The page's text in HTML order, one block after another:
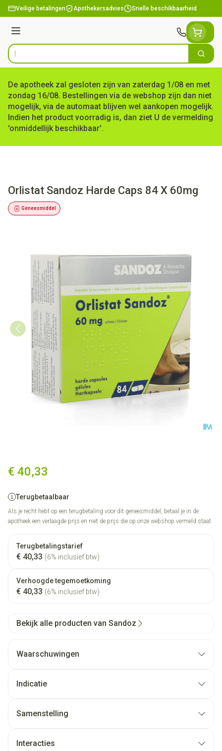
Ga naar de inhoud
Veilige betalingen Apothekersadvies Snelle beschikbaarheid
Menu
Product, merk, categorie... Zoek
De apotheek zal gesloten zijn van zaterdag 1/08 en met
zondag 16/08. Bestellingen via de webshop zijn dan niet
mogelijk, via de automaat blijven wel aankopen mogelijk.
Indien het product voorradig is, dan ziet U de vermelding
'onmiddellijk beschikbaar'.
Orlistat Sandoz Harde Caps 84 X 60mg
Geneesmiddel
€ 40,33
Terugbetaalbaar
Als je recht hebt op een terugbetaling voor dit geneesmiddel, betaal je in de
apotheek een verlaagde prijs en niet de prijs die op onze webshop vermeld staat.
Terugbetalingstarief
€ 40,33 (6% inclusief btw)
Verhoogde tegemoetkoming
€ 40,33 (6% inclusief btw)
Bekijk alle producten van Sandoz
Waarschuwingen
Indicatie
Samenstelling
Interacties